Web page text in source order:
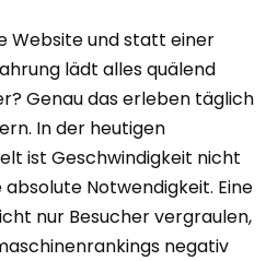
Website und statt einer
lädt alles quälend
Genau das erleben täglich
In der heutigen
ist Geschwindigkeit nicht
absolute Notwendigkeit. Eine
nur Besucher vergraulen,
negativ